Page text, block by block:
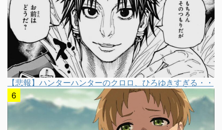
【悲報】ハンターハンターのクロロ、ひろゆきすぎる・・